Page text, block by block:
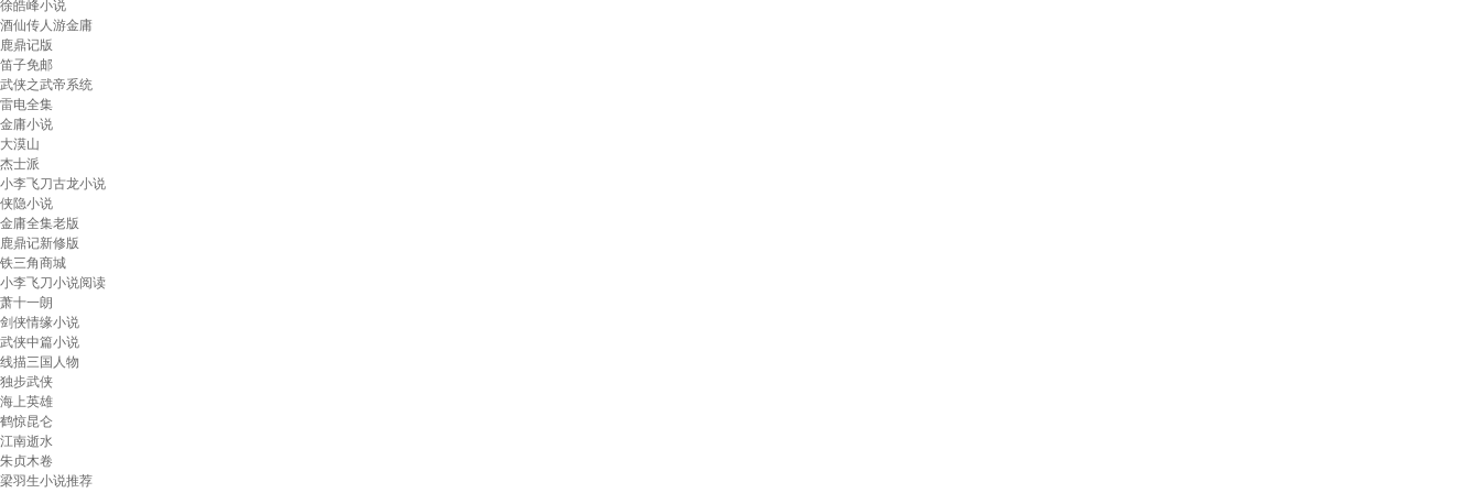
徐皓峰小说
酒仙传人游金庸
鹿鼎记版
笛子免邮
武侠之武帝系统
雷电全集
金庸小说
大漠山
杰士派
小李飞刀古龙小说
侠隐小说
金庸全集老版
鹿鼎记新修版
铁三角商城
小李飞刀小说阅读
萧十一朗
剑侠情缘小说
武侠中篇小说
线描三国人物
独步武侠
海上英雄
鹤惊昆仑
江南逝水
朱贞木卷
梁羽生小说推荐